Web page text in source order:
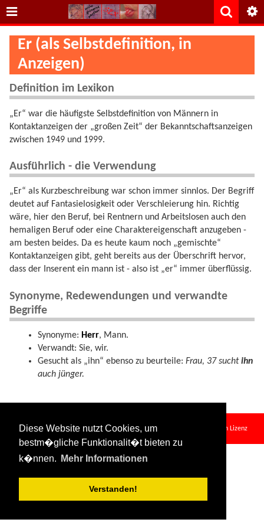
Diese Website nutzt Cookies, um
bestm�gliche Funktionalit�t bieten zu
k�nnen.
Mehr Informationen
Verstanden!
Er (als Selbstdefinition, in
Anzeigen)
Definition im Lexikon
„Er“ war die häufigste Selbstdefinition von Männern in
Kontaktanzeigen der „großen Zeit“ der Bekanntschaftsanzeigen
zwischen 1949 und 1999.
Ausführlich - die Verwendung
„Er“ als Kurzbeschreibung war schon immer sinnlos. Der Begriff
deutet auf Fantasielosigkeit oder Verschleierung hin. Richtig
wäre, hier den Beruf, bei Rentnern und Arbeitslosen auch den
hemaligen Beruf oder eine Charaktereigenschaft anzugeben -
am besten beides. Da es heute kaum noch „gemischte“
Kontaktanzeigen gibt, geht bereits aus der Überschrift hervor,
dass der Inserent ein mann ist - also ist „er“ immer überflüssig.
Synonyme, Redewendungen und verwandte
Begriffe
Synonyme: Herr, Mann.
Verwandt: Sie, wir.
Gesucht als „ihn“ ebenso zu beurteile: Frau, 37 suchtihn
auch jünger.
Falls nicht anders bezeichnet, ist der Inhalt dieses Wikis unter der folgenden Lizenz
veröffentlicht:
CC Attribution-Share Alike 4.0 International